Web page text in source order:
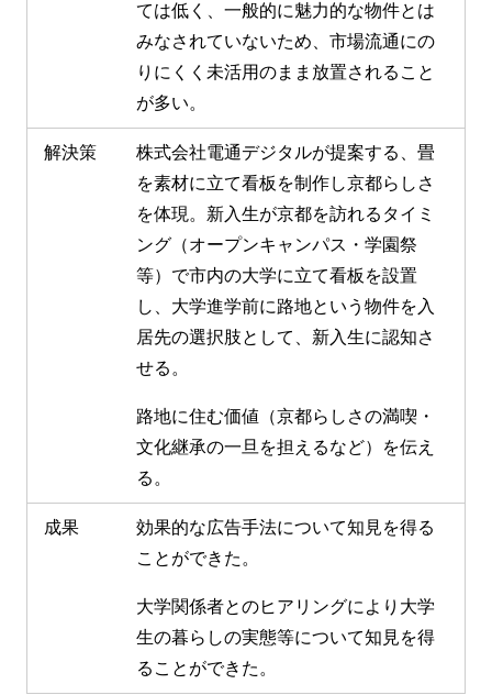
ては低く、一般的に魅力的な物件とは
みなされていないため、市場流通にの
りにくく未活用のまま放置されること
が多い。
解決策
株式会社電通デジタルが提案する、畳
を素材に立て看板を制作し京都らしさ
を体現。新入生が京都を訪れるタイミ
ング（オープンキャンパス・学園祭
等）で市内の大学に立て看板を設置
し、大学進学前に路地という物件を入
居先の選択肢として、新入生に認知さ
せる。
路地に住む価値（京都らしさの満喫・
文化継承の一旦を担えるなど）を伝え
る。
成果
効果的な広告手法について知見を得る
ことができた。
大学関係者とのヒアリングにより大学
生の暮らしの実態等について知見を得
ることができた。